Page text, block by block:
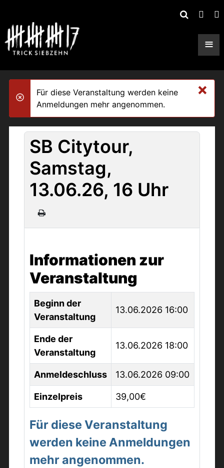
≡
×
danger
Für diese Veranstaltung werden keine
Anmeldungen mehr angenommen.
SB Citytour,
Samstag,
13.06.26, 16 Uhr
Informationen zur
Veranstaltung
Beginn der
Veranstaltung
13.06.2026 16:00
Ende der
Veranstaltung
13.06.2026 18:00
Anmeldeschluss 13.06.2026 09:00
Einzelpreis 39,00€
Für diese Veranstaltung
werden keine Anmeldungen
mehr angenommen.